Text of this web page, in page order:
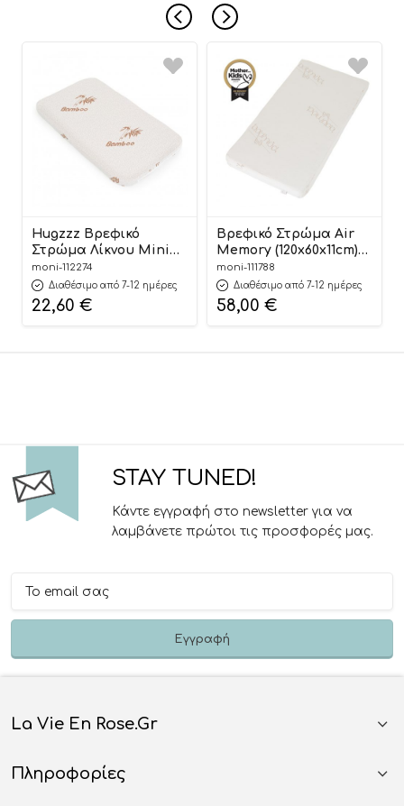
Hugzzz Βρεφικό
Στρώμα Λίκνου Mini
Bamboo
(81.5×48.5×4.5cm)
3800146272548
moni-112274
Διαθέσιμο από 7-12 ημέρες
22,60 €
Βρεφικό Στρώμα Air
Memory (120x60x11cm)
3801005210022 – Hugzzz
moni-111788
Διαθέσιμο από 7-12 ημέρες
58,00 €
STAY TUNED!
Κάντε εγγραφή στο newsletter για να
λαμβάνετε πρώτοι τις προσφορές μας.
La Vie En Rose.gr
Πληροφορίες